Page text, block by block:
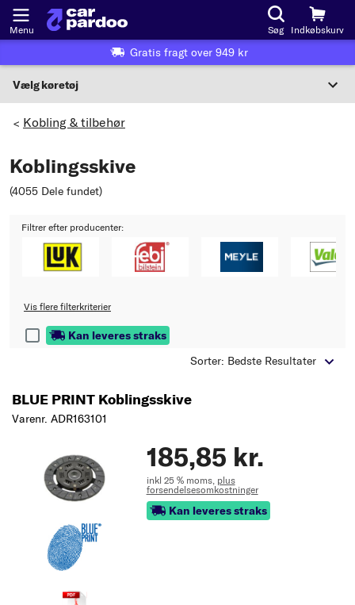
Menu Søg Indkøbskurv
Gratis fragt over 949 kr
Vælg køretøj
Vælg model
> Kobling & tilbehør
Koblingsskive
(4055 Dele fundet)
Filtrer efter producenter:
Vis flere filterkriterier
Kan leveres straks
Sorter: Bedste Resultater
BLUE PRINT Koblingsskive
Varenr. ADR163101
185,85 kr.
inkl 25 % moms, plus
forsendelsesomkostninger
Kan leveres straks